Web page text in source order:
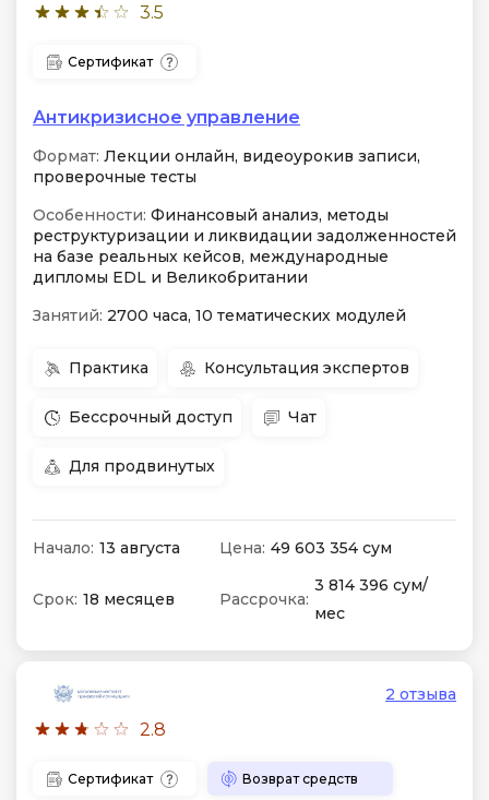
3.5
Сертификат
Антикризисное управление
Формат: Лекции онлайн, видеоурокив записи,
проверочные тесты
Особенности: Финансовый анализ, методы
реструктуризации и ликвидации задолженностей
на базе реальных кейсов, международные
дипломы EDL и Великобритании
Занятий: 2700 часа, 10 тематических модулей
Практика Консультация экспертов
Бессрочный доступ Чат
Для продвинутых
Начало: 13 августа Цена: 49 603 354 сум
Срок: 18 месяцев Рассрочка:
3 814 396 сум/
мес
2.8
2 отзыва
Сертификат Возврат средств